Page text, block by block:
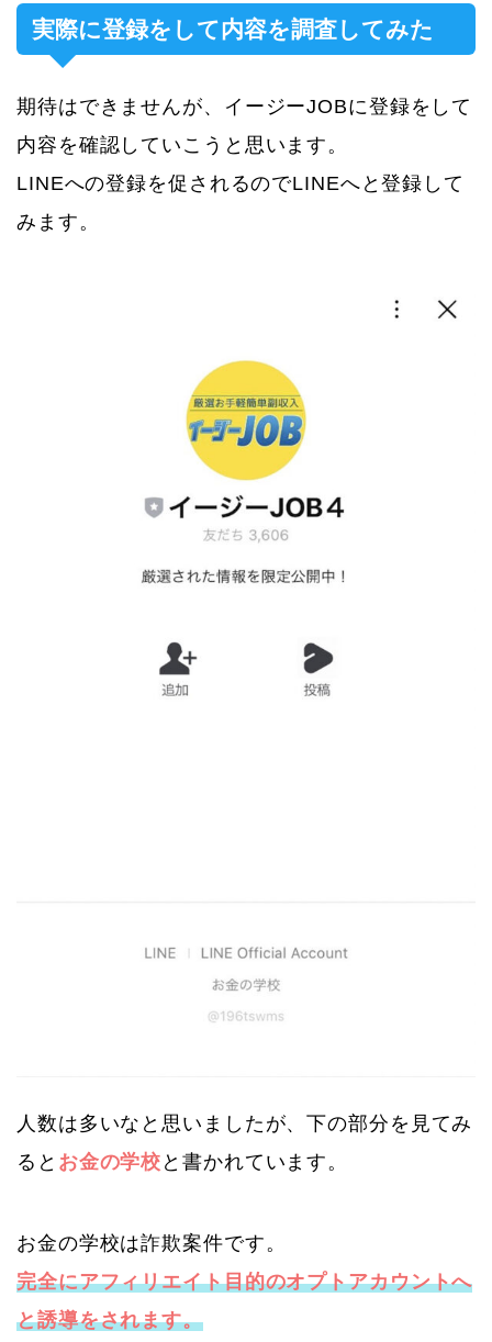
実際に登録をして内容を調査してみた
期待はできませんが、イージーJOBに登録をして
内容を確認していこうと思います。
LINEへの登録を促されるのでLINEへと登録して
みます。
人数は多いなと思いましたが、下の部分を見てみ
ると お金の学校 と書かれています。
お金の学校は詐欺案件です。
完全にアフィリエイト目的のオプトアカウントへ
と誘導をされます。